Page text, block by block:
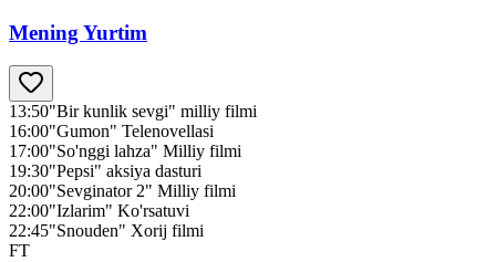
Mening Yurtim
13:50"Bir kunlik sevgi" milliy filmi
16:00"Gumon" Telenovellasi
17:00"So'nggi lahza" Milliy filmi
19:30"Pepsi" aksiya dasturi
20:00"Sevginator 2" Milliy filmi
22:00"Izlarim" Ko'rsatuvi
22:45"Snouden" Xorij filmi
FT